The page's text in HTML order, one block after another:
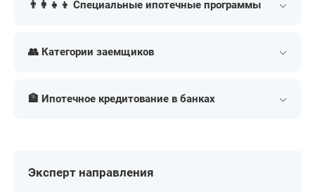
Без официального
Под залог
👨‍👩‍👧‍👦 Специальные ипотечные программы
Социальная
Для многодетных
Самая выгодная
👥 Категории заемщиков
Для ИП
Для госслужащих
🏦 Ипотечное кредитование в банках
Т-Банк (Тинькофф)
Эксперт направления